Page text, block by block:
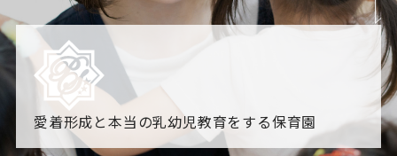
愛着形成と本当の乳幼児教育をする保育園